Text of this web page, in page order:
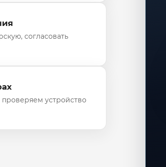
согласовать
проверяем устройство